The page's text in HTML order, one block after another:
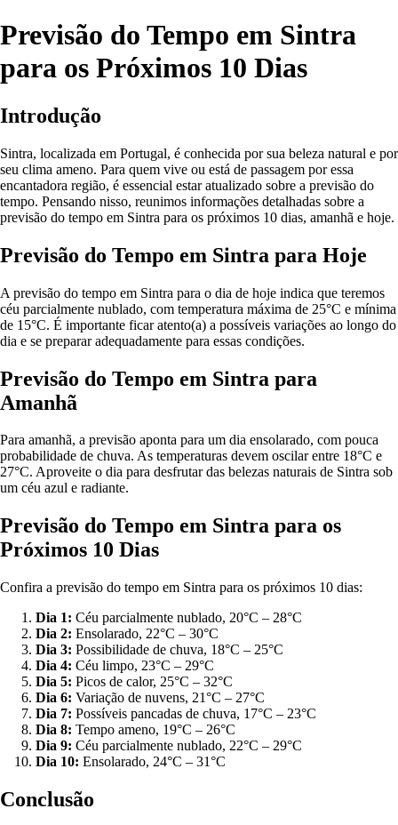
Previsão do Tempo em Sintra
para os Próximos 10 Dias
Introdução
Sintra, localizada em Portugal, é conhecida por sua beleza natural e por
seu clima ameno. Para quem vive ou está de passagem por essa
encantadora região, é essencial estar atualizado sobre a previsão do
tempo. Pensando nisso, reunimos informações detalhadas sobre a
previsão do tempo em Sintra para os próximos 10 dias, amanhã e hoje.
Previsão do Tempo em Sintra para Hoje
A previsão do tempo em Sintra para o dia de hoje indica que teremos
céu parcialmente nublado, com temperatura máxima de 25°C e mínima
de 15°C. É importante ficar atento(a) a possíveis variações ao longo do
dia e se preparar adequadamente para essas condições.
Previsão do Tempo em Sintra para
Amanhã
Para amanhã, a previsão aponta para um dia ensolarado, com pouca
probabilidade de chuva. As temperaturas devem oscilar entre 18°C e
27°C. Aproveite o dia para desfrutar das belezas naturais de Sintra sob
um céu azul e radiante.
Previsão do Tempo em Sintra para os
Próximos 10 Dias
Confira a previsão do tempo em Sintra para os próximos 10 dias:
Dia 1: Céu parcialmente nublado, 20°C – 28°C
Dia 2: Ensolarado, 22°C – 30°C
Dia 3: Possibilidade de chuva, 18°C – 25°C
Dia 4: Céu limpo, 23°C – 29°C
Dia 5: Picos de calor, 25°C – 32°C
Dia 6: Variação de nuvens, 21°C – 27°C
Dia 7: Possíveis pancadas de chuva, 17°C – 23°C
Dia 8: Tempo ameno, 19°C – 26°C
Dia 9: Céu parcialmente nublado, 22°C – 29°C
Dia 10: Ensolarado, 24°C – 31°C
Conclusão